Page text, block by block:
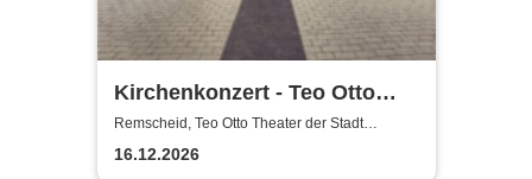
Kirchenkonzert - Teo Otto
Theater der Stadt Remscheid
Remscheid, Teo Otto Theater der Stadt
Remscheid
16.12.2026